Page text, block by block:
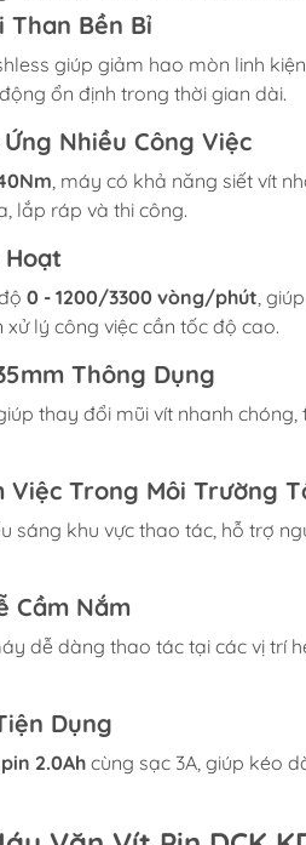
Than Bền Bỉ
giúp giảm hao mòn linh
ổn định trong thời gian dài.
Nhiều Công Việc
, máy có khả năng siết vít
lắp ráp và thi công.
Hoạt
0 - 1200/3300 vòng/phút,
lý công việc cần tốc độ cao.
Thông Dụng
thay đổi mũi vít nhanh
Việc Trong Môi Trường
sáng khu vực thao tác, hỗ trợ
Cầm Nắm
dễ dàng thao tác tại các vị trí
Dụng
2.0Ah cùng sạc 3A, giúp kéo